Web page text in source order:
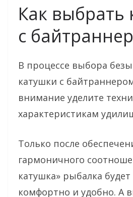
Как выбрать
с
В процессе выбора
катушки с
внимание уделите
характеристикам
Только после
гармоничного
катушка» рыбалка
комфортно и удобно. А